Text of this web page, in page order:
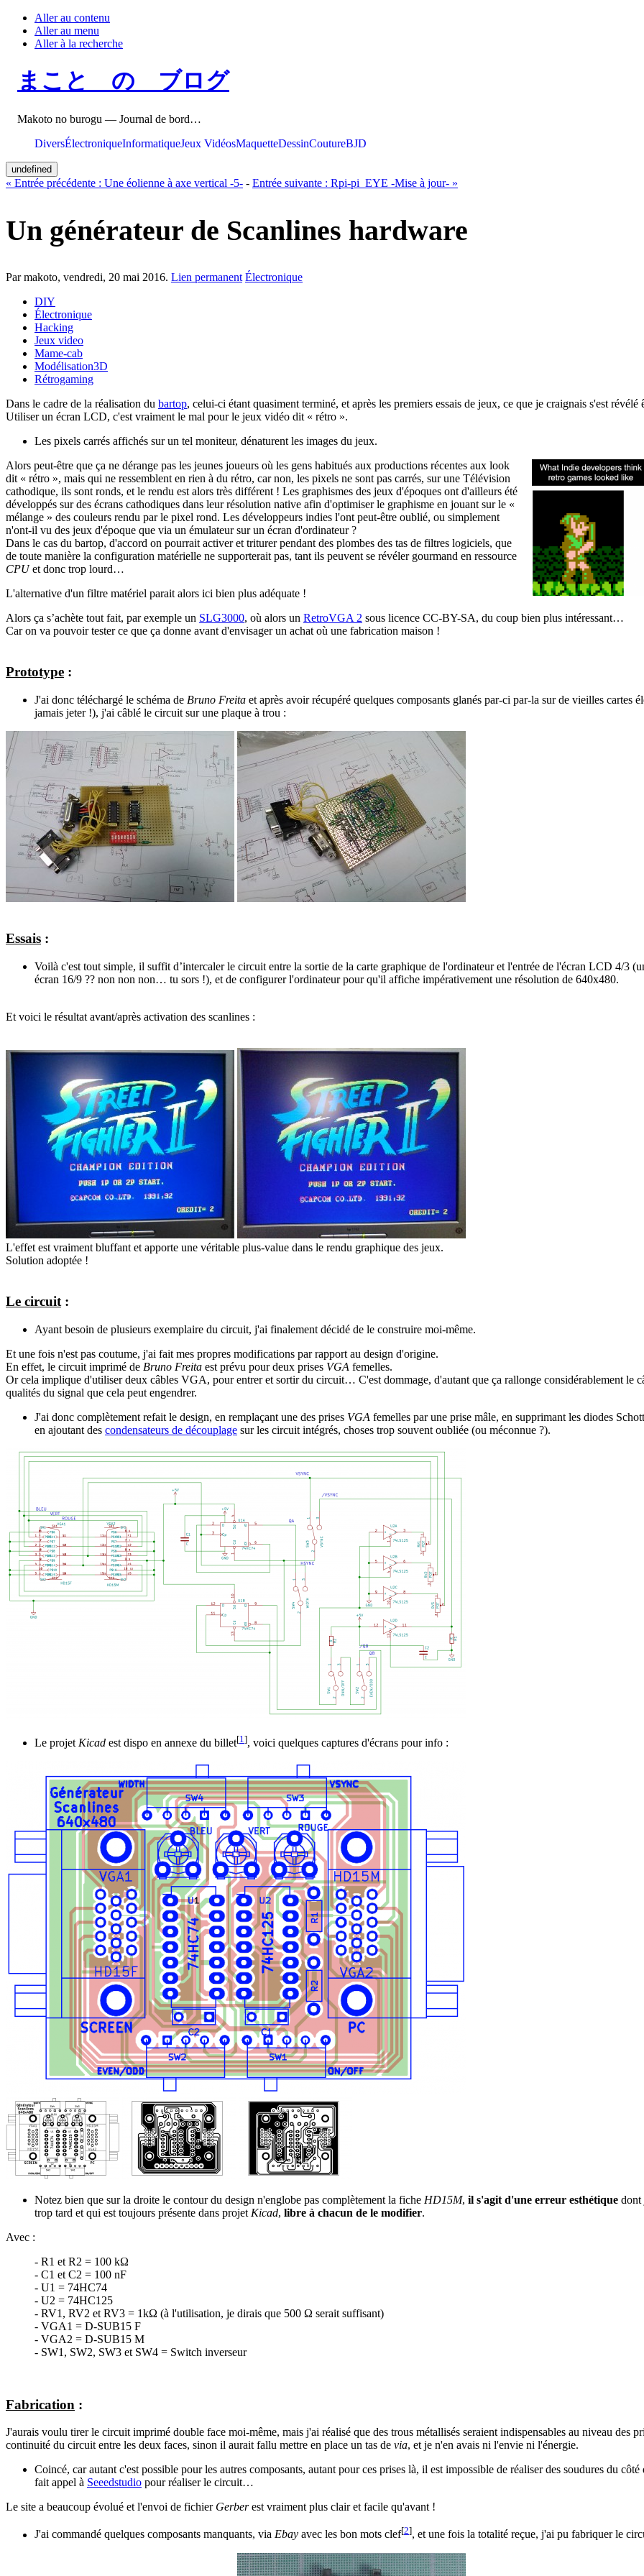
Aller au contenu
Aller au menu
Aller à la recherche
まこと の ブログ
Makoto no burogu — Journal de bord…
DiversÉlectroniqueInformatiqueJeux VidéosMaquetteDessinCoutureBJD
undefined
« Entrée précédente : Une éolienne à axe vertical -5- - Entrée suivante : Rpi-pi_EYE -Mise à jour- »
Un générateur de Scanlines hardware
Par makoto, vendredi, 20 mai 2016. Lien permanent Électronique
DIY
Électronique
Hacking
Jeux video
Mame-cab
Modélisation3D
Rétrogaming
Dans le cadre de la réalisation du bartop, celui-ci étant quasiment terminé, et après les premiers essais de jeux, ce que je craignais s'est
Utiliser un écran LCD, c'est vraiment le mal pour le jeux vidéo dit « rétro ».
Les pixels carrés affichés sur un tel moniteur, dénaturent les images du jeux.
Alors peut-être que ça ne dérange pas les jeunes joueurs où les gens habitués aux productions récentes aux look
dit « rétro », mais qui ne ressemblent en rien à du rétro, car non, les pixels ne sont pas carrés, sur une Télévision
cathodique, ils sont ronds, et le rendu est alors très différent ! Les graphismes des jeux d'époques ont d'ailleurs été
développés sur des écrans cathodiques dans leur résolution native afin d'optimiser le graphisme en jouant sur le «
mélange » des couleurs rendu par le pixel rond. Les développeurs indies l'ont peut-être oublié, ou simplement
n'ont-il vu des jeux d'époque que via un émulateur sur un écran d'ordinateur ?
Dans le cas du bartop, d'accord on pourrait activer et triturer pendant des plombes des tas de filtres logiciels, que
de toute manière la configuration matérielle ne supporterait pas, tant ils peuvent se révéler gourmand en ressource
CPUet donc trop lourd…
L'alternative d'un filtre matériel parait alors ici bien plus adéquate !
Alors ça s’achète tout fait, par exemple un SLG3000, où alors un RetroVGA 2 sous licence CC-BY-SA, du coup bien plus intéressant…
Car on va pouvoir tester ce que ça donne avant d'envisager un achat où une fabrication maison !
Prototype :
J'ai donc téléchargé le schéma de Bruno Freita et après avoir récupéré quelques composants glanés par-ci par-la sur de vieilles cartes
jamais jeter !), j'ai câblé le circuit sur une plaque à trou :
Essais :
Voilà c'est tout simple, il suffit d’intercaler le circuit entre la sortie de la carte graphique de l'ordinateur et l'entrée de l'écran LCD 4/3
écran 16/9 ?? non non non… tu sors !), et de configurer l'ordinateur pour qu'il affiche impérativement une résolution de 640x480.
Et voici le résultat avant/après activation des scanlines :
L'effet est vraiment bluffant et apporte une véritable plus-value dans le rendu graphique des jeux.
Solution adoptée !
Le circuit :
Ayant besoin de plusieurs exemplaire du circuit, j'ai finalement décidé de le construire moi-même.
Et une fois n'est pas coutume, j'ai fait mes propres modifications par rapport au design d'origine.
En effet, le circuit imprimé de Bruno Freita est prévu pour deux prises VGA femelles.
Or cela implique d'utiliser deux câbles VGA, pour entrer et sortir du circuit… C'est dommage, d'autant que ça rallonge considérablement le
qualités du signal que cela peut engendrer.
J'ai donc complètement refait le design, en remplaçant une des prises VGA femelles par une prise mâle, en supprimant les diodes
en ajoutant des condensateurs de découplage sur les circuit intégrés, choses trop souvent oubliée (ou méconnue ?).
Le projet Kicad est dispo en annexe du billet[1 ], voici quelques captures d'écrans pour info :
Notez bien que sur la droite le contour du design n'englobe pas complètement la fiche HD15M, il s'agit d'une erreur esthétique dont
trop tard et qui est toujours présente dans projet Kicad, libre à chacun de le modifier.
Avec :
- R1 et R2 = 100 kΩ
- C1 et C2 = 100 nF
- U1 = 74HC74
- U2 = 74HC125
- RV1, RV2 et RV3 = 1kΩ (à l'utilisation, je dirais que 500 Ω serait suffisant)
- VGA1 = D-SUB15 F
- VGA2 = D-SUB15 M
- SW1, SW2, SW3 et SW4 = Switch inverseur
Fabrication :
J'aurais voulu tirer le circuit imprimé double face moi-même, mais j'ai réalisé que des trous métallisés seraient indispensables au niveau des
continuité du circuit entre les deux faces, sinon il aurait fallu mettre en place un tas de via, et je n'en avais ni l'envie ni l'énergie.
Coincé, car autant c'est possible pour les autres composants, autant pour ces prises là, il est impossible de réaliser des soudures du
fait appel à Seeedstudio pour réaliser le circuit…
Le site a beaucoup évolué et l'envoi de fichier Gerberest vraiment plus clair et facile qu'avant !
J'ai commandé quelques composants manquants, via Ebay avec les bon mots clef[2], et une fois la totalité reçue, j'ai pu fabriquer le